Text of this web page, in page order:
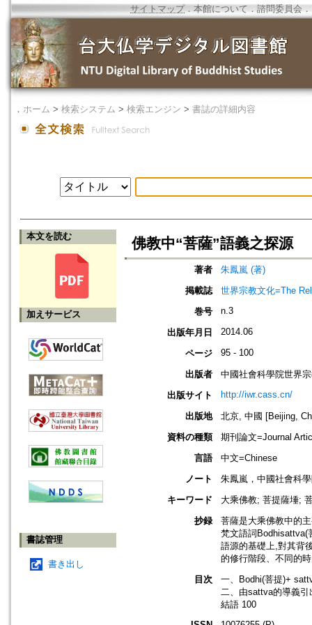
サイトマップ．本館について ． 諮問委員会 ．
． ホーム > 検索システム > 検索エンジン > 書誌の詳細内容
本文を読む
加えサービス
書誌管理
書き出し
佛教中“菩薩”語義之探源
著者
朱鳳嵐 (著)
掲載誌
世界宗教文化=The
巻号
n.3
出版年月日 2014.06
ページ 95 - 100
出版者
中國社會科學院世界
出版サイト
http://iwr.cass.cn/
出版地
北京, 中國 [Beijing,
資料の種類
期刊論文=Journal
言語
中文=Chinese
ノート
朱鳳嵐，中國社會科
キーワード
大乘佛教; 菩提薩埵;
抄録
菩薩是大乘佛教中的
梵文語詞Bodhisattva(
語源的基礎上,對其背
的修行階段、不同的
目次
一、Bodhi(菩提)+
二、由sattva的導義引
結語 100